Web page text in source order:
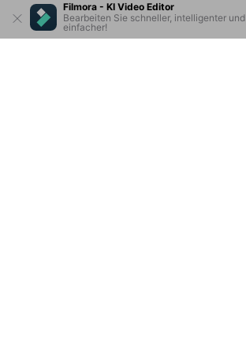
Filmora - KI Video Editor
Bearbeiten Sie schneller, intelligenter und
einfacher!